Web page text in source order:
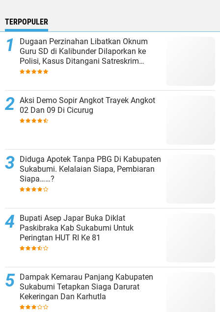
TERPOPULER
Dugaan Perzinahan Libatkan Oknum
Guru SD di Kalibunder Dilaporkan ke
Polisi, Kasus Ditangani Satreskrim
Polres Sukabumi
Aksi Demo Sopir Angkot Trayek Angkot
02 Dan 09 Di Cicurug
Diduga Apotek Tanpa PBG Di Kabupaten
Sukabumi. Kelalaian Siapa, Pembiaran
Siapa……?
Bupati Asep Japar Buka Diklat
Paskibraka Kab Sukabumi Untuk
Peringtan HUT RI Ke 81
Dampak Kemarau Panjang Kabupaten
Sukabumi Tetapkan Siaga Darurat
Kekeringan Dan Karhutla